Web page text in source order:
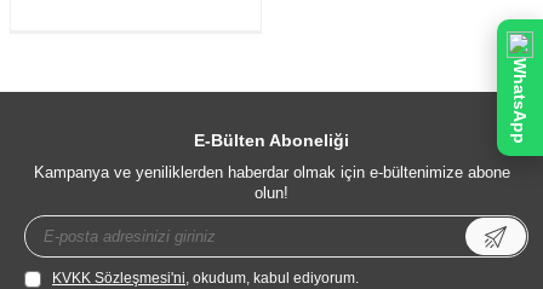
E-Bülten Aboneliği
Kampanya ve yeniliklerden haberdar olmak için e-bültenimize abone
olun!
KVKK Sözleşmesi'ni, okudum, kabul ediyorum.
WhatsApp